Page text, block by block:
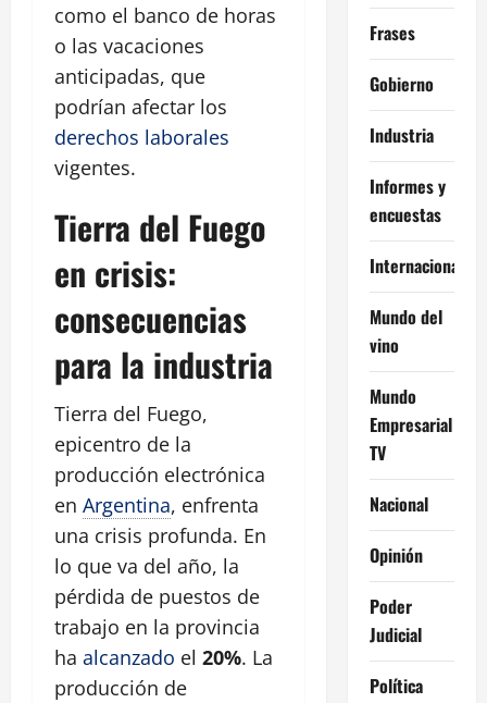
como el banco de horas
o las vacaciones
anticipadas, que
podrían afectar los
derechos laborales
vigentes.
Tierra del Fuego
en crisis:
consecuencias
para la industria
Tierra del Fuego,
epicentro de la
producción electrónica
en Argentina, enfrenta
una crisis profunda. En
lo que va del año, la
pérdida de puestos de
trabajo en la provincia
ha alcanzado el 20%. La
producción de
Frases
Gobierno
Industria
Informes y
encuestas
Internacional
Mundo del
vino
Mundo
Empresarial
TV
Nacional
Opinión
Poder
Judicial
Política